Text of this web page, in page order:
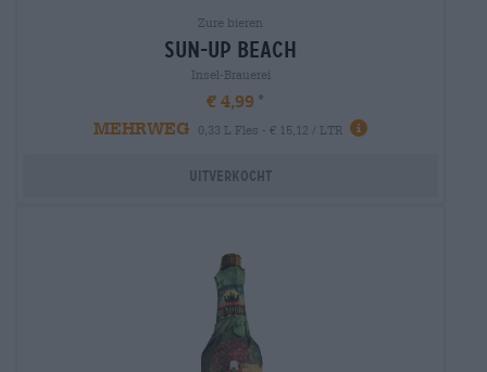
Zure bieren
sun-up beach
Insel-Brauerei
€ 4,99
MEHRWEG
0,33 L Fles - € 15,12 / LTR
Uitverkocht